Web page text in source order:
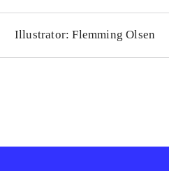
Illustrator: Flemming Olsen